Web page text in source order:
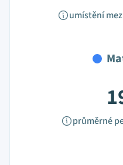
umístění
průměrné